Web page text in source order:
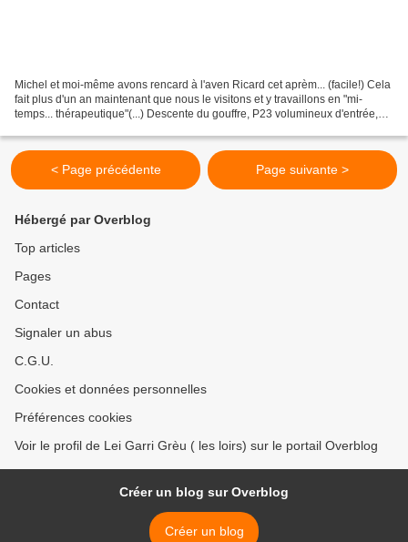
Michel et moi-même avons rencard à l'aven Ricard cet aprèm... (facile!) Cela
fait plus d'un an maintenant que nous le visitons et y travaillons en "mi-
temps... thérapeutique"(...) Descente du gouffre, P23 volumineux d'entrée,
< Page précédente Page suivante >
Hébergé par Overblog
Top articles
Pages
Contact
Signaler un abus
C.G.U.
Cookies et données personnelles
Préférences cookies
Voir le profil de Lei Garri Grèu ( les loirs) sur le portail Overblog
Créer un blog sur Overblog
Créer un blog